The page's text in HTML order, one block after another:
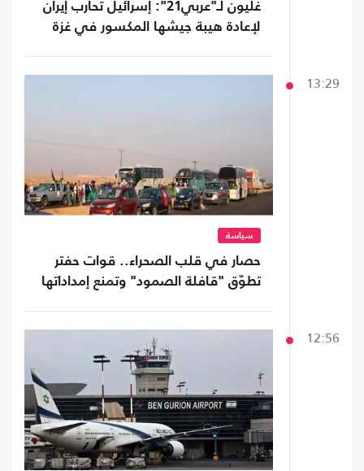
غليون لـ"عربي21": إسرائيل تحارب إيران
لإعادة هيبة جيشها المكسور في غزة
13:29
سياسة
حصار في قلب الصحراء.. قوات حفتر
تطوّق "قافلة الصمود" وتمنع إمداداتها
12:56